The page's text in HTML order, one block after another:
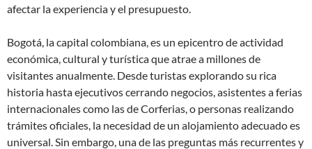
afectar la experiencia y el presupuesto.
Bogotá, la capital colombiana, es un epicentro de actividad
económica, cultural y turística que atrae a millones de
visitantes anualmente. Desde turistas explorando su rica
historia hasta ejecutivos cerrando negocios, asistentes a ferias
internacionales como las de Corferias, o personas realizando
trámites oficiales, la necesidad de un alojamiento adecuado es
universal. Sin embargo, una de las preguntas más recurrentes y